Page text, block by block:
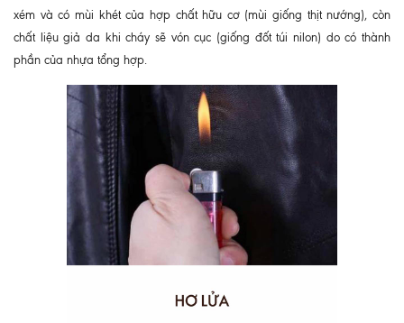
xém và có mùi khét của hợp chất hữu cơ (mùi giống thịt nướng), còn
chất liệu giả da khi cháy sẽ vón cục (giống đốt túi nilon) do có thành
phần của nhựa tổng hợp.